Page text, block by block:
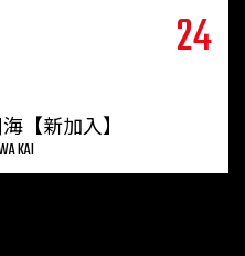
24
【新加入】
KAI